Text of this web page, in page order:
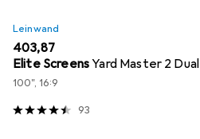
Leinwand
EUR
403,87
Elite ScreensYard Master 2 Dual
100", 16:9
93